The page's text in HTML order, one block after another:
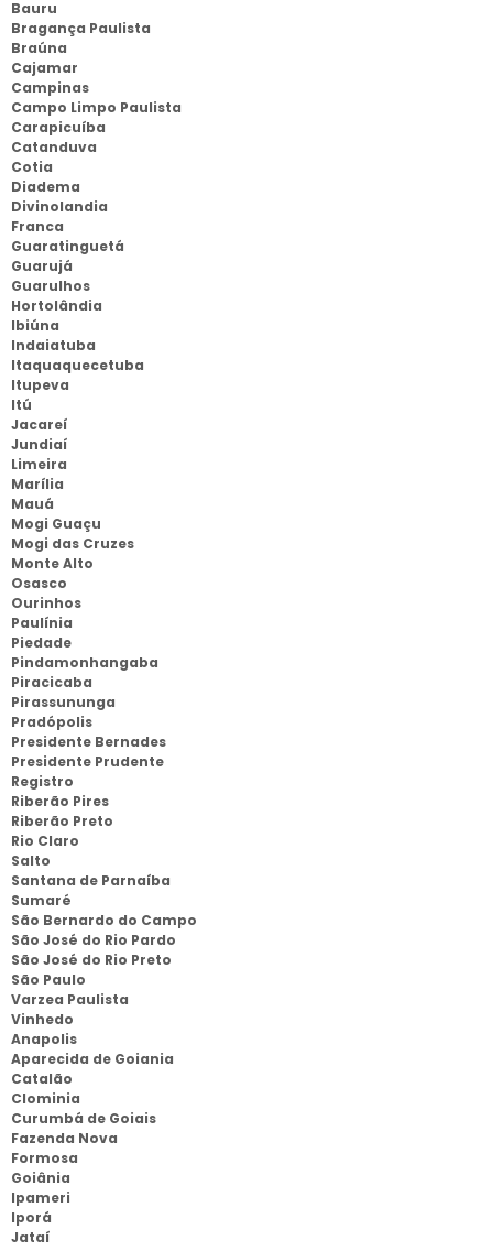
Bauru
Bragança Paulista
Braúna
Cajamar
Campinas
Campo Limpo Paulista
Carapicuíba
Catanduva
Cotia
Diadema
Divinolandia
Franca
Guaratinguetá
Guarujá
Guarulhos
Hortolândia
Ibiúna
Indaiatuba
Itaquaquecetuba
Itupeva
Itú
Jacareí
Jundiaí
Limeira
Marília
Mauá
Mogi Guaçu
Mogi das Cruzes
Monte Alto
Osasco
Ourinhos
Paulínia
Piedade
Pindamonhangaba
Piracicaba
Pirassununga
Pradópolis
Presidente Bernades
Presidente Prudente
Registro
Riberão Pires
Riberão Preto
Rio Claro
Salto
Santana de Parnaíba
Sumaré
São Bernardo do Campo
São José do Rio Pardo
São José do Rio Preto
São Paulo
Varzea Paulista
Vinhedo
Anapolis
Aparecida de Goiania
Catalão
Clominia
Curumbá de Goiais
Fazenda Nova
Formosa
Goiânia
Ipameri
Iporá
Jataí